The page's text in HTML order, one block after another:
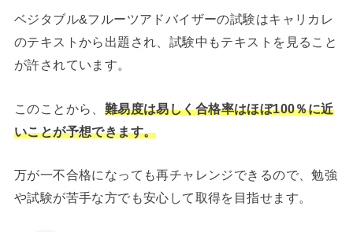
ベジタブル&フルーツアドバイザーの試験はキャリカレ
のテキストから出題され、試験中もテキストを見ること
が許されています。
このことから、 難易度は易しく合格率はほぼ100％に近
いことが予想できます。
万が一不合格になっても再チャレンジできるので、勉強
や試験が苦手な方でも安心して取得を目指せます。